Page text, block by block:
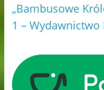
„Bambusowe
1 – Wydawnictwo